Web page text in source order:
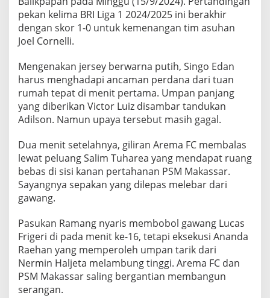
r
1
,
D
a
l
b
r
t
o
C
a
k
G
o
pekan kelima BRI Liga 1 2024/2025 ini berakhir
dengan skor 1-0 untuk kemenangan tim asuhan
Joel Cornelli.
Mengenakan jersey berwarna putih, Singo Edan
harus menghadapi ancaman perdana dari tuan
rumah tepat di menit pertama. Umpan panjang
yang diberikan Victor Luiz disambar tandukan
Adilson. Namun upaya tersebut masih gagal.
Dua menit setelahnya, giliran Arema FC membalas
lewat peluang Salim Tuharea yang mendapat ruang
bebas di sisi kanan pertahanan PSM Makassar.
Sayangnya sepakan yang dilepas melebar dari
gawang.
Pasukan Ramang nyaris membobol gawang Lucas
Frigeri di pada menit ke-16, tetapi eksekusi Ananda
Raehan yang memperoleh umpan tarik dari
Nermin Haljeta melambung tinggi. Arema FC dan
PSM Makassar saling bergantian membangun
serangan.